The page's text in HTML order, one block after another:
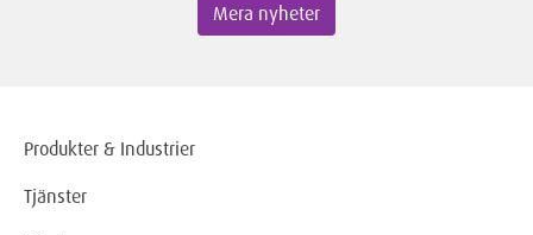
Mera nyheter
Produkter & Industrier
Tjänster